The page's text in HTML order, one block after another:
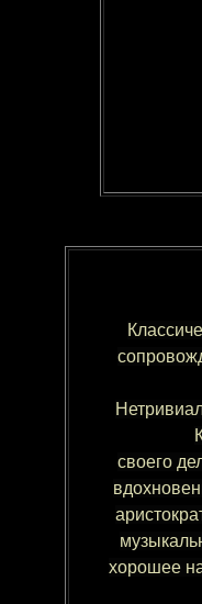
своего
хорошее